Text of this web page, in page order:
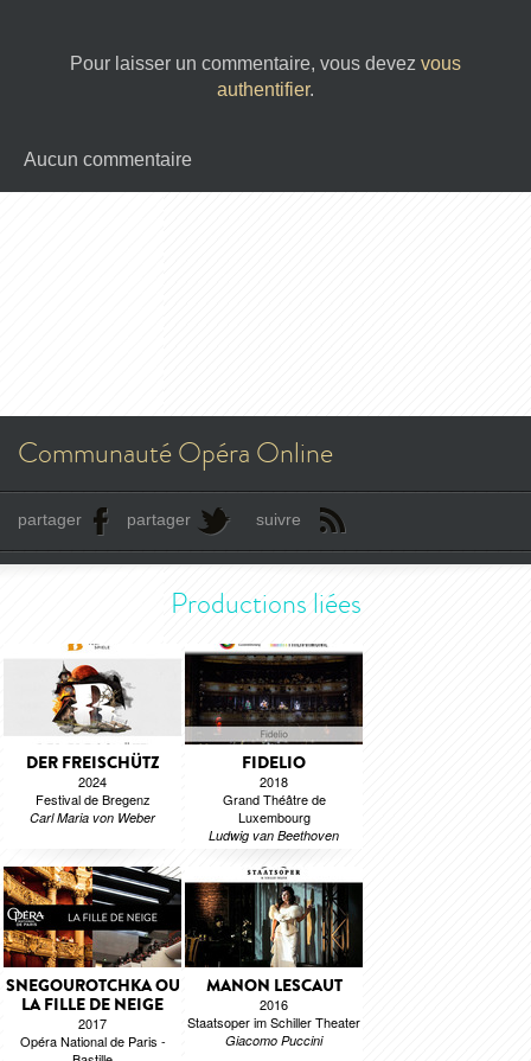
Pour laisser un commentaire, vous devez vous
authentifier.
Aucun commentaire
Communauté Opéra Online
partager partager suivre
Productions liées
DER FREISCHÜTZ
2024
Festival de Bregenz
Carl Maria von Weber
FIDELIO
2018
Grand Théâtre de
Luxembourg
Ludwig van Beethoven
SNEGOUROTCHKA OU
LA FILLE DE NEIGE
2017
Opéra National de Paris -
MANON LESCAUT
2016
Staatsoper im Schiller Theater
Giacomo Puccini